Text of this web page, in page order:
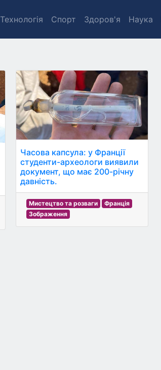
Технологія Спорт Здоров'я Наука
Часова капсула: у Франції
студенти-археологи виявили
документ, що має 200-річну
давність.
Мистецтво та розваги
Франція
Зображення